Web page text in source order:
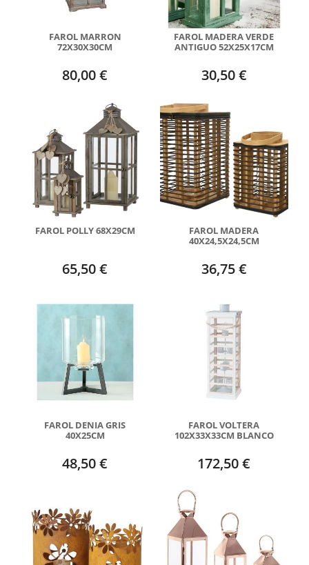
FAROL MARRON
72X30X30CM
80,00 €
FAROL MADERA VERDE
ANTIGUO 52X25X17CM
30,50 €
FAROL POLLY 68X29CM
65,50 €
FAROL MADERA
40X24,5X24,5CM
36,75 €
FAROL DENIA GRIS
40X25CM
48,50 €
FAROL VOLTERA
102X33X33CM BLANCO
172,50 €